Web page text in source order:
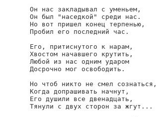
Он нас закладывал с уменьем,
Он был "наседкой" среди нас.
Но вот пришел конец терпенью,
Пробил его последний час.
Его, притиснутого к нарам,
Хвостом начавшего крутить,
Любой из нас одним ударом
Досрочно мог освободить.
Но чтоб никто не смел сознаться,
Когда допрашивать начнут,
Его душили все двенадцать,
Тянули с двух сторон за жгут...